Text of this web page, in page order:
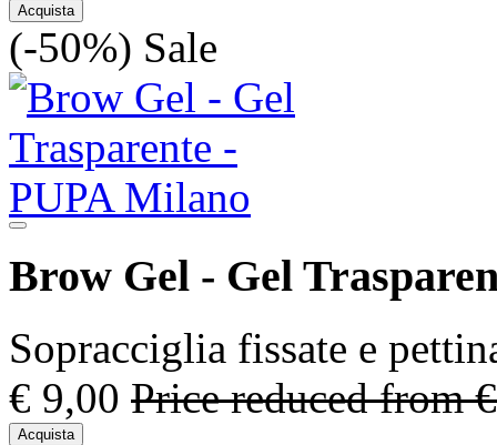
Acquista
(-50%) Sale
Brow Gel - Gel
Sopracciglia fissate e
€ 9,00 Price reduced from
Acquista